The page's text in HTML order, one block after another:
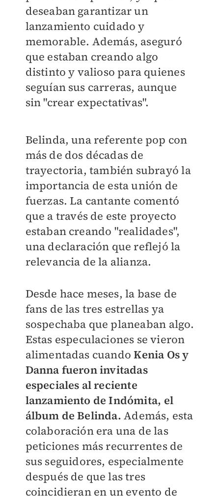
deseaban garantizar un
lanzamiento cuidado y
memorable. Además, aseguró
que estaban creando algo
distinto y valioso para quienes
seguían sus carreras, aunque
sin "crear expectativas".
Belinda, una referente pop con
más de dos décadas de
trayectoria, también subrayó la
importancia de esta unión de
fuerzas. La cantante comentó
que a través de este proyecto
estaban creando "realidades",
una declaración que reflejó la
relevancia de la alianza.
Desde hace meses, la base de
fans de las tres estrellas ya
sospechaba que planeaban algo.
Estas especulaciones se vieron
alimentadas cuandoKenia Os y
Danna fueron invitadas
especiales al reciente
lanzamiento de Indómita, el
álbum de Belinda.Además, esta
colaboración era una de las
peticiones más recurrentes de
sus seguidores, especialmente
después de que las tres
coincidieran en un evento de